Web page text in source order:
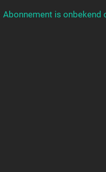
Abonnement is onbekend